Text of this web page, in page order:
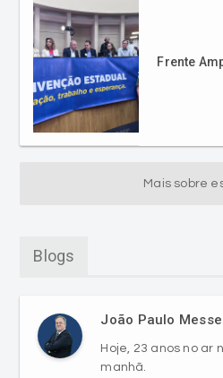
Frente
Mais sobre
Blogs
João Paulo
Hoje, 23 anos no ar
manhã.